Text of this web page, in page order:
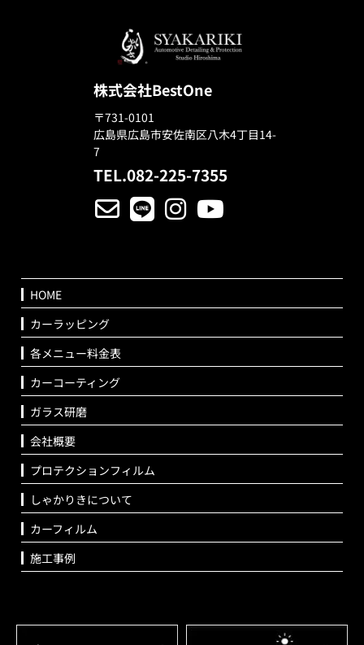
株式会社BestOne
〒731-0101
広島県広島市安佐南区八木4丁目14-
7
TEL.082-225-7355
HOME
カーラッピング
各メニュー料金表
カーコーティング
ガラス研磨
会社概要
プロテクションフィルム
しゃかりきについて
カーフィルム
施工事例